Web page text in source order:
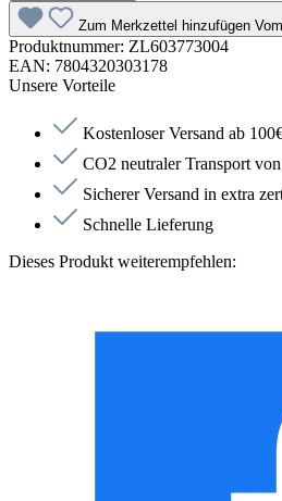
Zum Merkzettel hinzufügen
Produktnummer: ZL603773004
EAN: 7804320303178
Unsere Vorteile
Kostenloser Versand ab
CO2 neutraler Transport
Sicherer Versand in extra
Schnelle Lieferung
Dieses Produkt weiterempfehlen: